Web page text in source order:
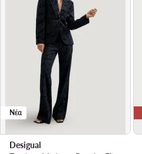
Νέα
Desigual